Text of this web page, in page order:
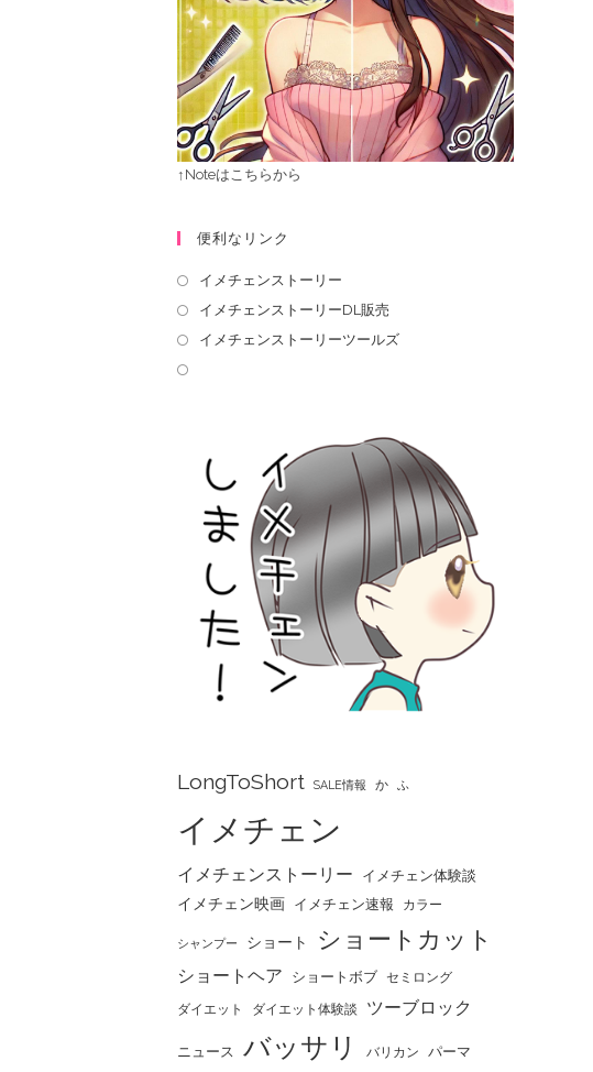
↑Noteはこちらから
便利なリンク
イメチェンストーリー
イメチェンストーリーDL販売
イメチェンストーリーツールズ
LongToShort SALE情報 か ふ
イメチェン
イメチェンストーリー イメチェン体験談
イメチェン映画 イメチェン速報 カラー
シャンプー ショート ショートカット
ショートヘア ショートボブ セミロング
ダイエット ダイエット体験談 ツーブロック
ニュース バッサリ バリカン パーマ